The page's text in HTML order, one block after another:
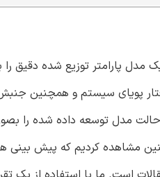
پارامتر توزیع شده دقیق
پویای سیستم و همچنین
مدل توسعه داده شده را بصورت
مشاهده کردیم که پیش